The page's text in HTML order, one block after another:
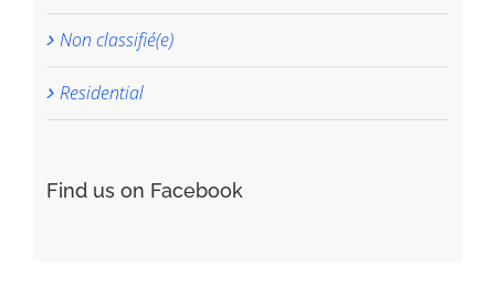
Non classifié(e)
Residential
Find us on Facebook